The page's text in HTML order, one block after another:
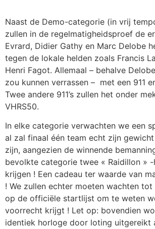
Naast de Demo-categorie (in vrij
zullen in de regelmatigheidsproef de
Evrard, Didier Gathy en Marc Delobe
tegen de lokale helden zoals Francis
Henri Fagot. Allemaal – behalve
zou kunnen verrassen – met een 911
Twee andere 911’s zullen het onder
VHRS50.
In elke categorie verwachten we een
al zal finaal één team echt zijn
zijn, aangezien de winnende
bevolkte categorie twee « Raidillon »
krijgen ! Een cadeau ter waarde van
! We zullen echter moeten wachten
op de officiële startlijst om te weten
voorrecht krijgt ! Let op: bovendien
identiek horloge door loting uitgereikt